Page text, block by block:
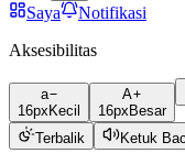
Saya
Notifikasi
Aksesibilitas
a
16px Kecil
A
16px Besar
Terbalik Ketuk